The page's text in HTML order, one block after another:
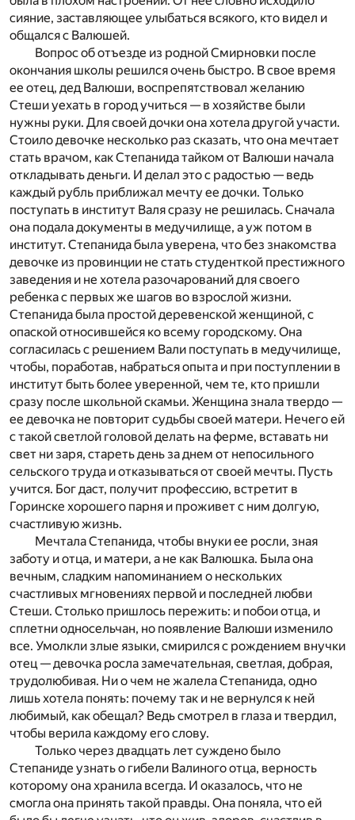
сияние, заставляющее улыбаться всякого, кто видел и
общался с Валюшей.
Вопрос об отъезде из родной Смирновки после
окончания школы решился очень быстро. В свое время
ее отец, дед Валюши, воспрепятствовал желанию
Стеши уехать в город учиться — в хозяйстве были
нужны руки. Для своей дочки она хотела другой участи.
Стоило девочке несколько раз сказать, что она мечтает
стать врачом, как Степанида тайком от Валюши начала
откладывать деньги. И делал это с радостью — ведь
каждый рубль приближал мечту ее дочки. Только
поступать в институт Валя сразу не решилась. Сначала
она подала документы в медучилище, а уж потом в
институт. Степанида была уверена, что без знакомства
девочке из провинции не стать студенткой престижного
заведения и не хотела разочарований для своего
ребенка с первых же шагов во взрослой жизни.
Степанида была простой деревенской женщиной, с
опаской относившейся ко всему городскому. Она
согласилась с решением Вали поступать в медучилище,
чтобы, поработав, набраться опыта и при поступлении в
институт быть более уверенной, чем те, кто пришли
сразу после школьной скамьи. Женщина знала твердо —
ее девочка не повторит судьбы своей матери. Нечего ей
с такой светлой головой делать на ферме, вставать ни
свет ни заря, стареть день за днем от непосильного
сельского труда и отказываться от своей мечты. Пусть
учится. Бог даст, получит профессию, встретит в
Горинске хорошего парня и проживет с ним долгую,
счастливую жизнь.
Мечтала Степанида, чтобы внуки ее росли, зная
заботу и отца, и матери, а не как Валюшка. Была она
вечным, сладким напоминанием о нескольких
счастливых мгновениях первой и последней любви
Стеши. Столько пришлось пережить: и побои отца, и
сплетни односельчан, но появление Валюши изменило
все. Умолкли злые языки, смирился с рождением внучки
отец — девочка росла замечательная, светлая, добрая,
трудолюбивая. Ни о чем не жалела Степанида, одно
лишь хотела понять: почему так и не вернулся к ней
любимый, как обещал? Ведь смотрел в глаза и твердил,
чтобы верила каждому его слову.
Только через двадцать лет суждено было
Степаниде узнать о гибели Валиного отца, верность
которому она хранила всегда. И оказалось, что не
смогла она принять такой правды. Она поняла, что ей